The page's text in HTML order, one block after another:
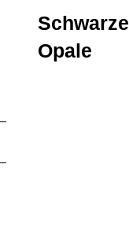
Schwarze
Opale